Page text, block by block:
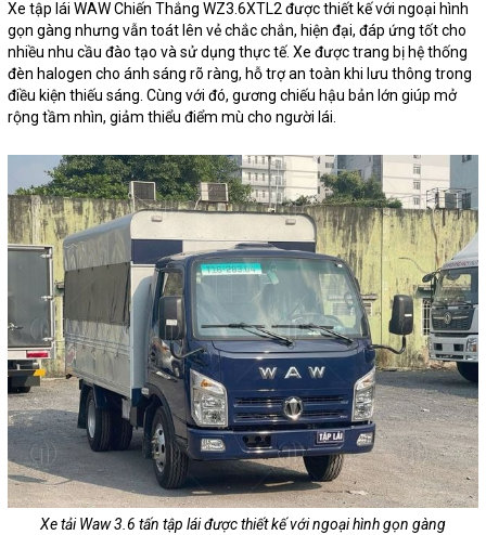
Xe tập lái WAW Chiến Thắng WZ3.6XTL2 được thiết kế với ngoại hình
gọn gàng nhưng vẫn toát lên vẻ chắc chắn, hiện đại, đáp ứng tốt cho
nhiều nhu cầu đào tạo và sử dụng thực tế. Xe được trang bị hệ thống
đèn halogen cho ánh sáng rõ ràng, hỗ trợ an toàn khi lưu thông trong
điều kiện thiếu sáng. Cùng với đó, gương chiếu hậu bản lớn giúp mở
rộng tầm nhìn, giảm thiểu điểm mù cho người lái.
Xe tải Waw 3.6 tấn tập lái được thiết kế với ngoại hình gọn gàng